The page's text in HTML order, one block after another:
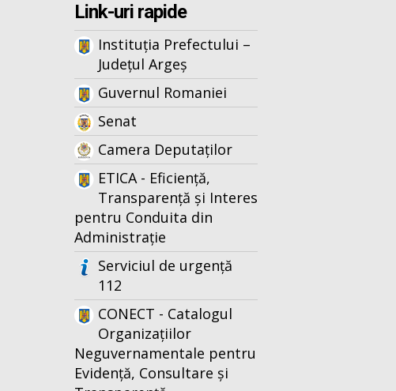
Link-uri rapide
Instituția Prefectului –
Județul Argeș
Guvernul Romaniei
Senat
Camera Deputaților
ETICA - Eficiență,
Transparență și Interes
pentru Conduita din
Administrație
Serviciul de urgență
112
CONECT - Catalogul
Organizațiilor
Neguvernamentale pentru
Evidență, Consultare și